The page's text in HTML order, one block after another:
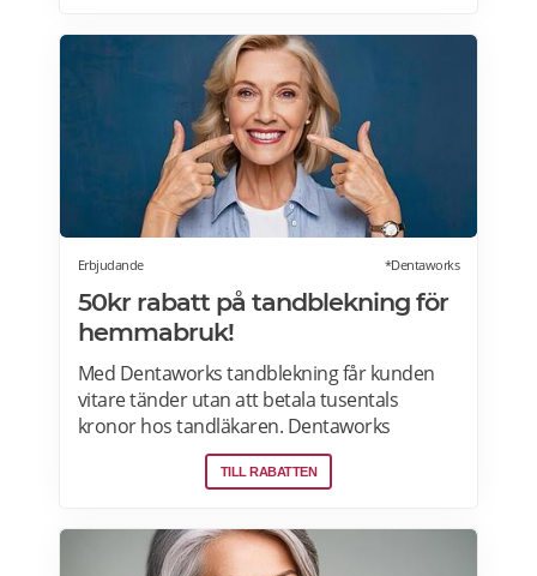
30% rabatt på ditt första köp som medlem.
Läs mer om pensionärsrabatter på Åhléns
Erbjudande *Dentaworks
50kr rabatt på tandblekning för
hemmabruk!
Med Dentaworks tandblekning får kunden
vitare tänder utan att betala tusentals
kronor hos tandläkaren. Dentaworks
erbjuder exklusiva produkter för vitare
tänder. Det är samma blekmetod som
peroxidfri och löser problem med ilningar
och sårigt tandkött som traditionella
TILL RABATTEN